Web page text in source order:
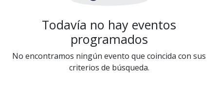
Todavía no hay eventos
programados
No encontramos ningún evento que coincida con sus
criterios de búsqueda.